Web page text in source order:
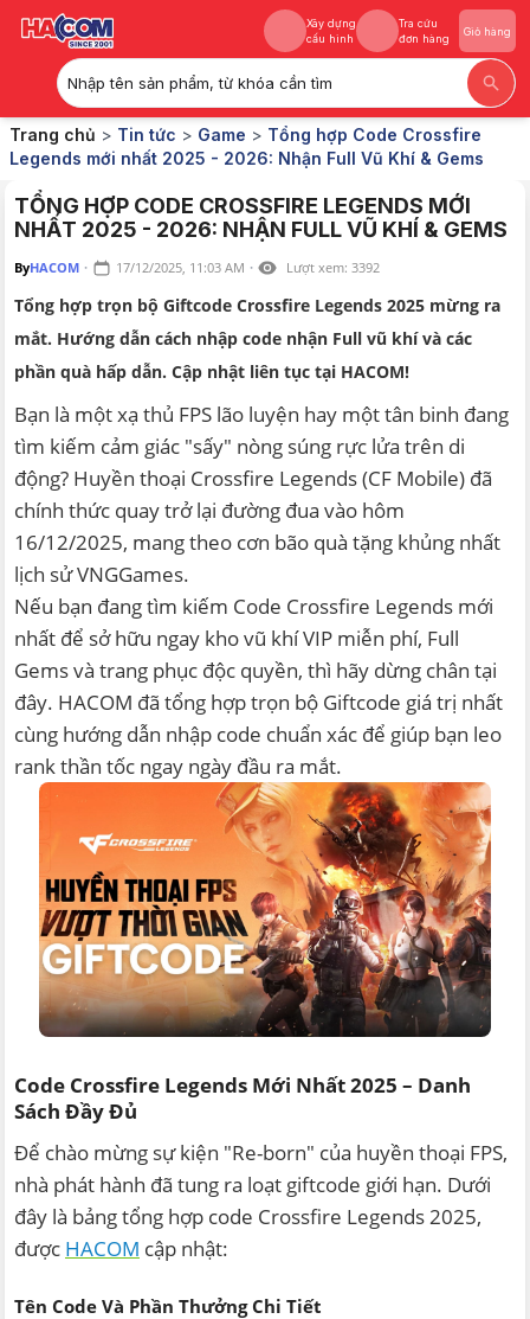
Xây dựng
cấu hình
Tra cứu
đơn hàng
Giỏ hàng
Nhập tên sản phẩm, từ khóa cần tìm
Xây dựng
cấu hình
Tra cứu
đơn hàng
Trang chủ > Tin tức > Game > Tổng hợp Code Crossfire
Legends mới nhất 2025 - 2026: Nhận Full Vũ Khí & Gems
TỔNG HỢP CODE CROSSFIRE LEGENDS MỚI
NHẤT 2025 - 2026: NHẬN FULL VŨ KHÍ & GEMS
ByHACOM · 17/12/2025, 11:03 AM · Lượt xem: 3392
Tổng hợp trọn bộ Giftcode Crossfire Legends 2025 mừng ra
mắt. Hướng dẫn cách nhập code nhận Full vũ khí và các
phần quà hấp dẫn. Cập nhật liên tục tại HACOM!
Bạn là một xạ thủ FPS lão luyện hay một tân binh đang
tìm kiếm cảm giác "sấy" nòng súng rực lửa trên di
động? Huyền thoại Crossfire Legends (CF Mobile) đã
chính thức quay trở lại đường đua vào hôm
16/12/2025, mang theo cơn bão quà tặng khủng nhất
lịch sử VNGGames.
Nếu bạn đang tìm kiếm Code Crossfire Legends mới
nhất để sở hữu ngay kho vũ khí VIP miễn phí, Full
Gems và trang phục độc quyền, thì hãy dừng chân tại
đây. HACOM đã tổng hợp trọn bộ Giftcode giá trị nhất
cùng hướng dẫn nhập code chuẩn xác để giúp bạn leo
rank thần tốc ngay ngày đầu ra mắt.
Code Crossfire Legends Mới Nhất 2025 – Danh
Sách Đầy Đủ
Để chào mừng sự kiện "Re-born" của huyền thoại FPS,
nhà phát hành đã tung ra loạt giftcode giới hạn. Dưới
đây là bảng tổng hợp code Crossfire Legends 2025,
được HACOM cập nhật:
Tên Code Và Phần Thưởng Chi Tiết